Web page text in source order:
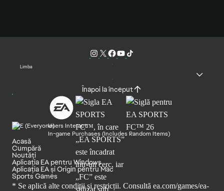
Limba
Înapoi la început
Users Interact
In-game Purchases (Includes Random Items)
Acasă
Cumpără
Noutăți
Aplicația EA pentru Windows
Aplicația EA și Origin pentru Mac
Sports Games
* Se aplică alte condiții și restricții. Consultă ea.com/games/ea-